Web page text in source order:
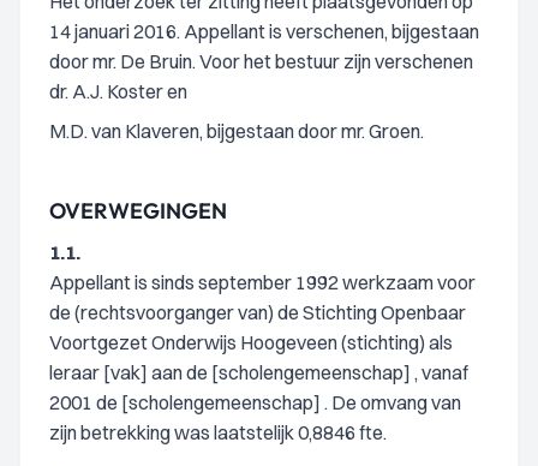
14 januari 2016. Appellant is verschenen, bijgestaan
door mr. De Bruin. Voor het bestuur zijn verschenen
dr. A.J. Koster en
M.D. van Klaveren, bijgestaan door mr. Groen.
OVERWEGINGEN
1.1.
Appellant is sinds september 1992 werkzaam voor
de (rechtsvoorganger van) de Stichting Openbaar
Voortgezet Onderwijs Hoogeveen (stichting) als
leraar [vak] aan de [scholengemeenschap] , vanaf
2001 de [scholengemeenschap] . De omvang van
zijn betrekking was laatstelijk 0,8846 fte.